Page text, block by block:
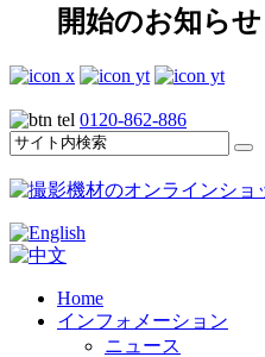
開始のお知らせ
0120-862-886
Home
インフォメーション
ニュース